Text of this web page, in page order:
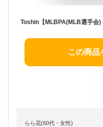
この商品
らら花(60代・女性)